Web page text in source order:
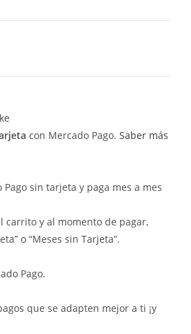
con Mercado Pago. Saber más
sin tarjeta y paga mes a mes
carrito y al momento de pagar,
o “Meses sin Tarjeta”.
Pago.
que se adapten mejor a ti ¡y